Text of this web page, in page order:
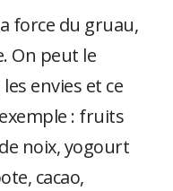
force du gruau,
On peut le
envies et ce
: fruits
noix, yogourt
cacao,